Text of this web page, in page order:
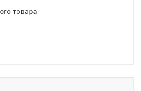
товара